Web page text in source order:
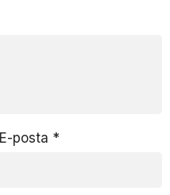
E-posta *